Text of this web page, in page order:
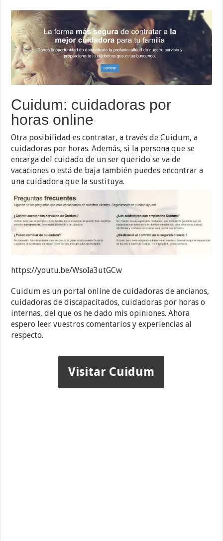
Cuidum: cuidadoras por
horas online
Otra posibilidad es contratar, a través de Cuidum, a
cuidadoras por horas. Además, si la persona que se
encarga del cuidado de un ser querido se va de
vacaciones o está de baja también puedes encontrar a
una cuidadora que la sustituya.
https://youtu.be/WsoIa3utGCw
Cuidum es un portal online de cuidadoras de ancianos,
cuidadoras de discapacitados, cuidadoras por horas o
internas, del que os he dado mis opiniones. Ahora
espero leer vuestros comentarios y experiencias al
respecto.
Visitar Cuidum